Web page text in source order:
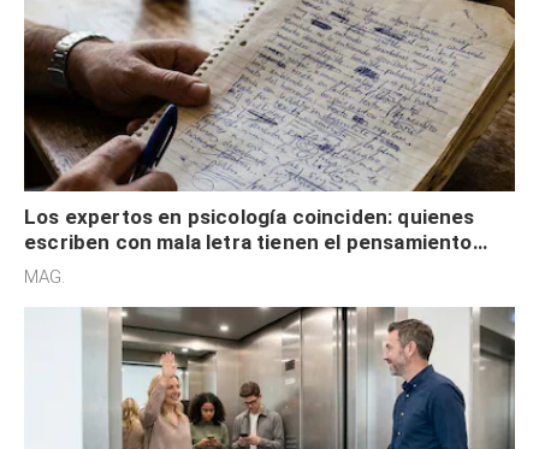
Los expertos en psicología coinciden: quienes
escriben con mala letra tienen el pensamiento
acelerado y no lo hacen por desinterés
MAG.